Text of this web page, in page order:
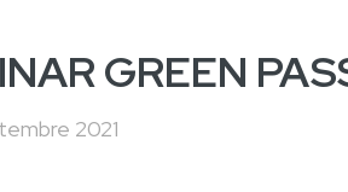
GREEN
2021